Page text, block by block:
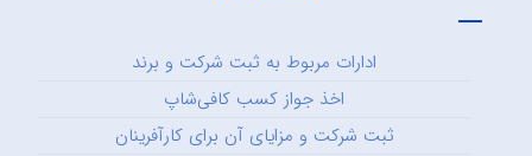
ادارات مربوط به ثبت شرکت و برند
اخذ جواز کسب کافی‌شاپ
ثبت شرکت و مزایای آن برای کارآفرینان